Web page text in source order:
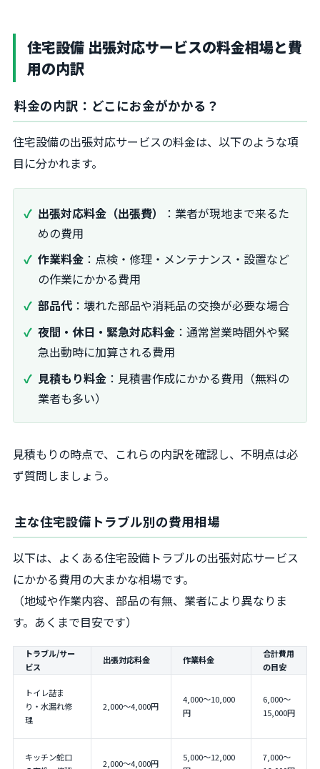
住宅設備 出張対応サービスの料金相場と費
用の内訳
料金の内訳：どこにお金がかかる？
住宅設備の出張対応サービスの料金は、以下のような項
目に分かれます。
出張対応料金（出張費）
：業者が現地まで来るた
めの費用
作業料金 ：点検・修理・メンテナンス・設置など
の作業にかかる費用
部品代 ：壊れた部品や消耗品の交換が必要な場合
夜間・休日・緊急対応料金 ：通常営業時間外や緊
急出動時に加算される費用
見積もり料金 ：見積書作成にかかる費用（無料の
業者も多い）
見積もりの時点で、これらの内訳を確認し、不明点は必
ず質問しましょう。
主な住宅設備トラブル別の費用相場
以下は、よくある住宅設備トラブルの出張対応サービス
にかかる費用の大まかな相場です。
（地域や作業内容、部品の有無、業者により異なりま
す。あくまで目安です）
トラブル/サー
ビス
出張対応料金 作業料金
合計費用
の目安
トイレ詰ま
り・水漏れ修
理
2,000〜4,000円
4,000〜10,000
円
6,000〜
15,000円
キッチン蛇口
2,000〜4,000円
5,000〜12,000
7,000〜